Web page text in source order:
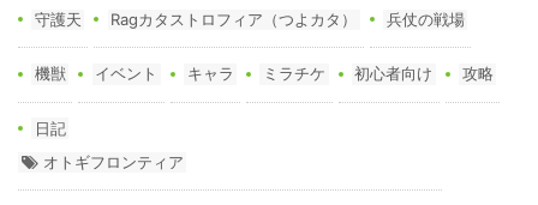
守護天 Ragカタストロフィア（つよカタ） 兵仗の戦場
機獣 イベント キャラ ミラチケ 初心者向け 攻略
日記
オトギフロンティア